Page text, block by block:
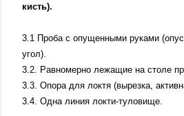
кисть).
3.1 Проба с опущенными руками
угол).
3.2. Равномерно лежащие на столе
3.3. Опора для локтя (вырезка,
3.4. Одна линия локти-туловище.